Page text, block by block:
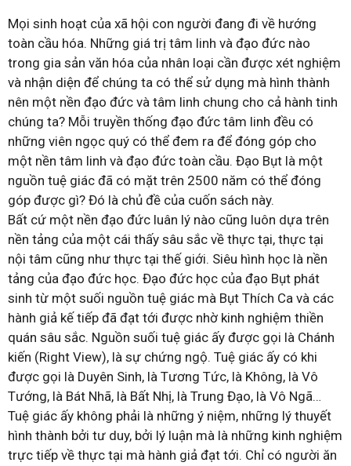
Mọi sinh hoạt của xã hội con người đang đi về hướng
toàn cầu hóa. Những giá trị tâm linh và đạo đức nào
trong gia sản văn hóa của nhân loại cần được xét nghiệm
và nhận diện để chúng ta có thể sử dụng mà hình thành
nên một nền đạo đức và tâm linh chung cho cả hành tinh
chúng ta? Mỗi truyền thống đạo đức tâm linh đều có
những viên ngọc quý có thể đem ra để đóng góp cho
một nền tâm linh và đạo đức toàn cầu. Đạo Bụt là một
nguồn tuệ giác đã có mặt trên 2500 năm có thể đóng
góp được gì? Đó là chủ đề của cuốn sách này.
Bất cứ một nền đạo đức luân lý nào cũng luôn dựa trên
nền tảng của một cái thấy sâu sắc về thực tại, thực tại
nội tâm cũng như thực tại thế giới. Siêu hình học là nền
tảng của đạo đức học. Đạo đức học của đạo Bụt phát
sinh từ một suối nguồn tuệ giác mà Bụt Thích Ca và các
hành giả kế tiếp đã đạt tới được nhờ kinh nghiệm thiền
quán sâu sắc. Nguồn suối tuệ giác ấy được gọi là Chánh
kiến (Right View), là sự chứng ngộ. Tuệ giác ấy có khi
được gọi là Duyên Sinh, là Tương Tức, là Không, là Vô
Tướng, là Bát Nhã, là Bất Nhị, là Trung Đạo, là Vô Ngã…
Tuệ giác ấy không phải là những ý niệm, những lý thuyết
hình thành bởi tư duy, bởi lý luận mà là những kinh nghiệm
trực tiếp về thực tại mà hành giả đạt tới. Chỉ có người ăn